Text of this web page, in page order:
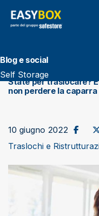
Blog e social
Self Storage
State per traslocare?
non perdere la caparra
10 giugno 2022
Traslochi e